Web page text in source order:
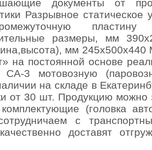
документы от
Разрывное
размеры, мм
мм 245х500х440
на постоянной основе
СА-3 мотовозную
на складе в
от 30 шт. Продукцию можно
(головка
с
доставят